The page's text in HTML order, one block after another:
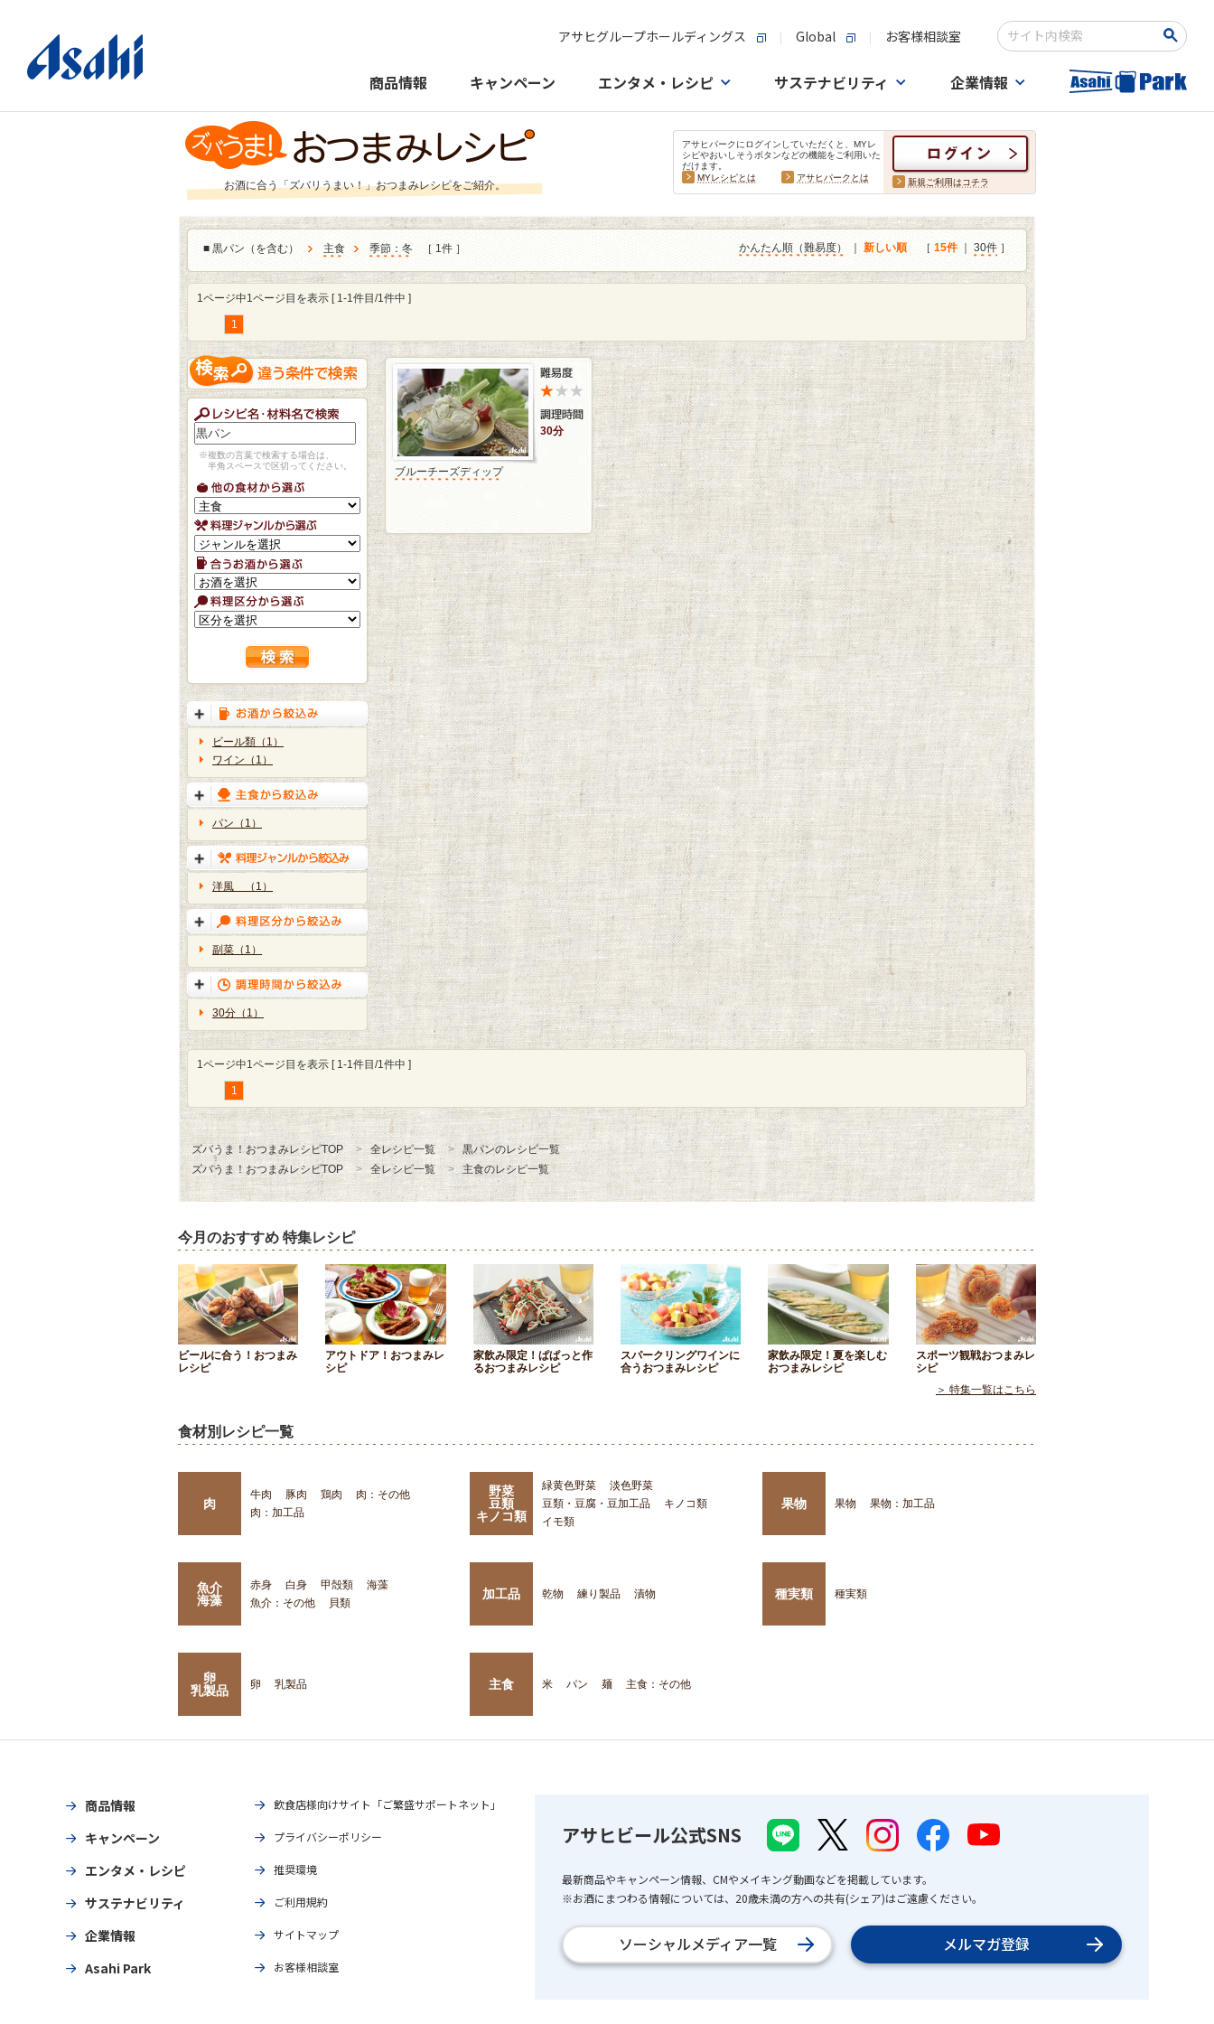
アサヒグループホールディングス Global お客様相談室
検索キーワード入力
商品情報 キャンペーン エンタメ・レシピ サステナビリティ 企業情報
お酒に合う「ズバリうまい！」おつまみレシピをご紹介。
アサヒパークにログインしていただくと、MYレ
シピやおいしそうボタンなどの機能をご利用いた
だけます。
MYレシピとは
アサヒパークとは 新規ご利用はコチラ
■ 黒パン（を含む） 主食 季節：冬 ［ 1件 ］ かんたん順（難易度） 新しい順 ［ 15件｜ 30件 ］
1ページ中1ページ目を表示 [ 1-1件目/1件中 ]
1
※複数の言葉で検索する場合は、
半角スペースで区切ってください。
ビール類（1）
ワイン（1）
パン（1）
洋風 （1）
副菜（1）
30分（1）
30分
ブルーチーズディップ
1ページ中1ページ目を表示 [ 1-1件目/1件中 ]
1
ズバうま！おつまみレシピTOP 全レシピ一覧
黒パンのレシピ一覧
ズバうま！おつまみレシピTOP
全レシピ一覧 主食のレシピ一覧
今月のおすすめ 特集レシピ
ビールに合う！おつまみ
レシピ
アウトドア！おつまみレ
シピ
家飲み限定！ぱぱっと作
るおつまみレシピ
スパークリングワインに
合うおつまみレシピ
家飲み限定！夏を楽しむ
おつまみレシピ
スポーツ観戦おつまみレ
シピ
＞ 特集一覧はこちら
食材別レシピ一覧
肉
牛肉 豚肉 鶏肉
肉：その他
肉：加工品
野菜
豆類
キノコ類
緑黄色野菜
淡色野菜
豆類・豆腐・豆加工品
キノコ類
イモ類
果物 果物 果物：加工品
魚介
海藻
赤身 白身 甲殻類
海藻
魚介：その他
貝類
加工品 乾物 練り製品 漬物 種実類 種実類
卵
乳製品
卵 乳製品 主食 米 パン 麺 主食：その他
商品情報
キャンペーン
エンタメ・レシピ
サステナビリティ
企業情報
Asahi Park
飲食店様向けサイト「ご繁盛サポートネット」
プライバシーポリシー
推奨環境
ご利用規約
サイトマップ
お客様相談室
アサヒビール公式SNS
最新商品やキャンペーン情報、CMやメイキング動画などを掲載しています。
※お酒にまつわる情報については、20歳未満の方への共有(シェア)はご遠慮ください。
ソーシャルメディア一覧 メルマガ登録